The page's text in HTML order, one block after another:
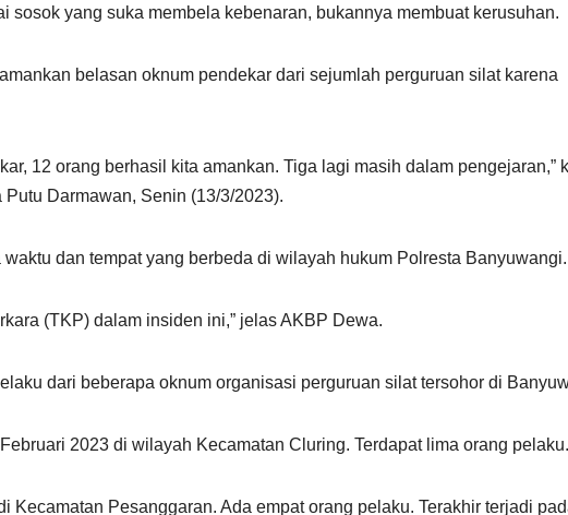
sosok yang suka membela kebenaran, bukannya membuat kerusuhan.
belasan oknum pendekar dari sejumlah perguruan silat karena
12 orang berhasil kita amankan. Tiga lagi masih dalam pengejaran,”
Darmawan, Senin (13/3/2023).
dan tempat yang berbeda di wilayah hukum Polresta Banyuwangi.
(TKP) dalam insiden ini,” jelas AKBP Dewa.
dari beberapa oknum organisasi perguruan silat tersohor di
2023 di wilayah Kecamatan Cluring. Terdapat lima orang pelaku.
Kecamatan Pesanggaran. Ada empat orang pelaku. Terakhir terjadi